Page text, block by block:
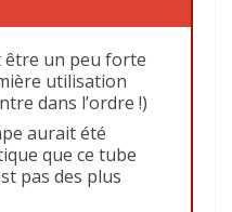
être un peu forte
utilisation
dans l’ordre !)
aurait été
que ce tube
pas des plus